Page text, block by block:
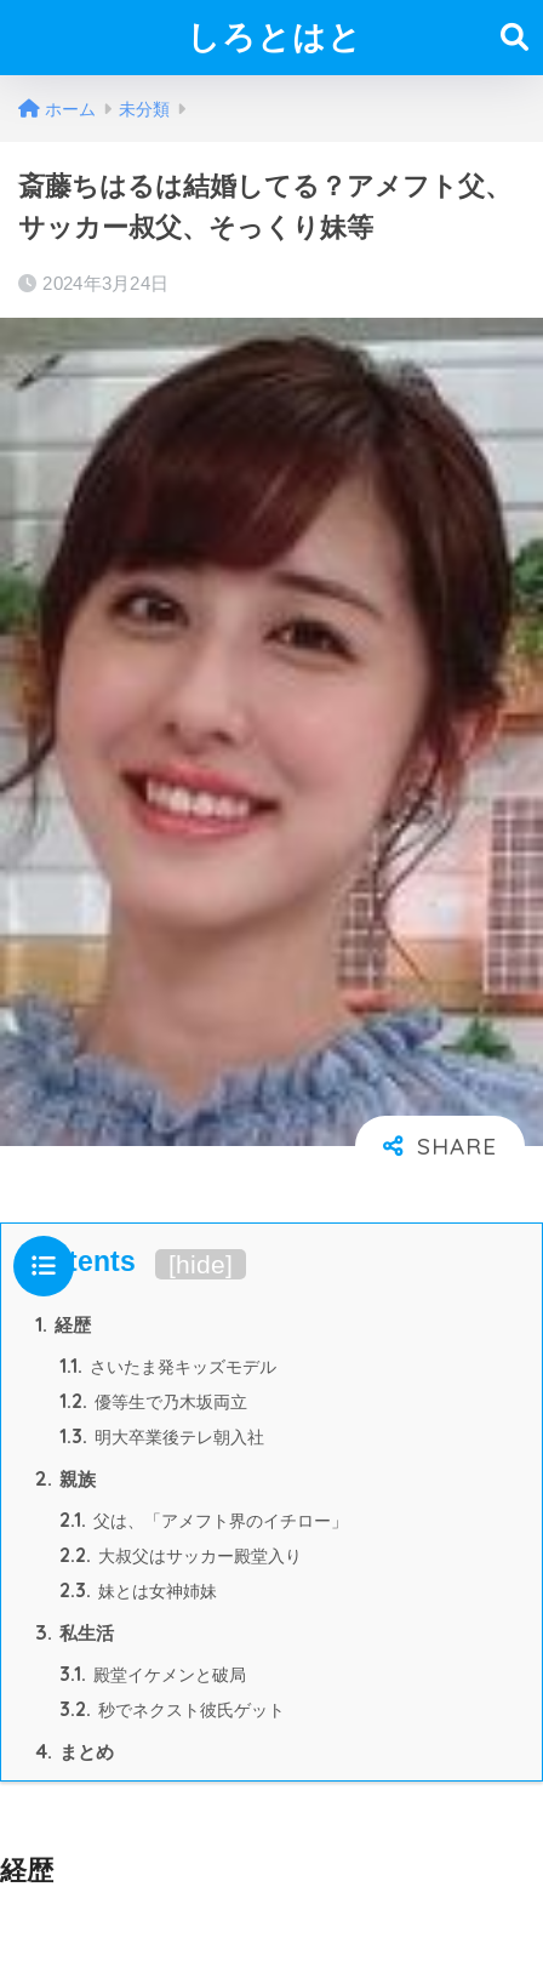
しろとはと
ホーム 未分類
斎藤ちはるは結婚してる？アメフト父、
サッカー叔父、そっくり妹等
2024年3月24日
Contents [hide]
1. 経歴
1.1. さいたま発キッズモデル
1.2. 優等生で乃木坂両立
1.3. 明大卒業後テレ朝入社
2. 親族
2.1. 父は、「アメフト界のイチロー」
2.2. 大叔父はサッカー殿堂入り
2.3. 妹とは女神姉妹
3. 私生活
3.1. 殿堂イケメンと破局
3.2. 秒でネクスト彼氏ゲット
4. まとめ
経歴